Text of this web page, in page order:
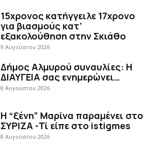
15χρονος κατήγγειλε 17χρονο
για βιασμούς κατ’
εξακολούθηση στην Σκιάθο
9 Αυγούστου 2026
Δήμος Αλμυρού συναυλίες: Η
ΔΙΑΥΓΕΙΑ σας ενημερώνει…
8 Αυγούστου 2026
Η “ξένη” Μαρίνα παραμένει στο
ΣΥΡΙΖΑ -Τί είπε στο istigmes
8 Αυγούστου 2026